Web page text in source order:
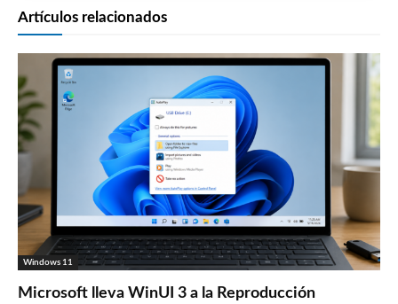
Artículos relacionados
Windows 11
Microsoft lleva WinUI 3 a la Reproducción